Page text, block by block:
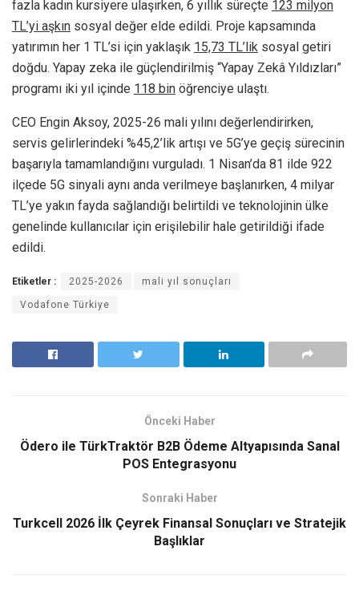
fazla kadın kursiyere ulaşırken, 6 yıllık süreçte 123 milyon
TL’yi aşkın sosyal değer elde edildi. Proje kapsamında
yatırımın her 1 TL’si için yaklaşık 15,73 TL’lik sosyal getiri
doğdu. Yapay zeka ile güçlendirilmiş “Yapay Zekâ Yıldızları”
programı iki yıl içinde 118 bin öğrenciye ulaştı.
CEO Engin Aksoy, 2025-26 mali yılını değerlendirirken,
servis gelirlerindeki %45,2’lik artışı ve 5G’ye geçiş sürecinin
başarıyla tamamlandığını vurguladı. 1 Nisan’da 81 ilde 922
ilçede 5G sinyali aynı anda verilmeye başlanırken, 4 milyar
TL’ye yakın fayda sağlandığı belirtildi ve teknolojinin ülke
genelinde kullanıcılar için erişilebilir hale getirildiği ifade
edildi.
Etiketler : 2025-2026 mali yıl sonuçları
Vodafone Türkiye
Önceki Haber
Ödero ile TürkTraktör B2B Ödeme Altyapısında Sanal
POS Entegrasyonu
Sonraki Haber
Turkcell 2026 İlk Çeyrek Finansal Sonuçları ve Stratejik
Başlıklar